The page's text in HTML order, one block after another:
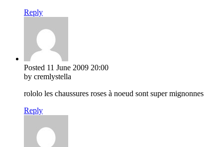
Reply
Posted 11 June 2009 20:00
by cremlystella
rololo les chaussures roses à noeud sont super mignonnes
Reply